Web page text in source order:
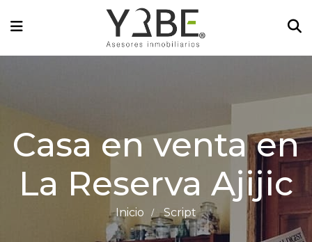
Casa en venta en
La Reserva Ajijic
Inicio Script